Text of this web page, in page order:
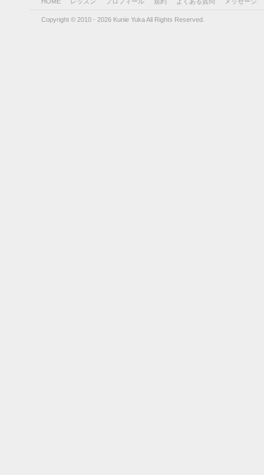
Copyright © 2010 - 2026 Kunie Yuka All Rights Reserved.